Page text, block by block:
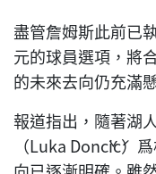
盡管詹姆斯此前已
元的球員選項，將
的未來去向仍充滿
報道指出，隨著湖
（Luka Dončić）